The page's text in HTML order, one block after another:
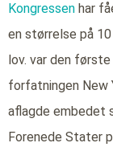
Kongressen har
en størrelse på
lov. var den
forfatningen New
aflagde embedet
Forenede Stater